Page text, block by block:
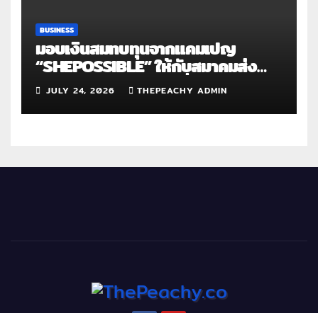
BUSINESS
มอบเงินสมทบทุนจากแคมเปญ
“SHEPOSSIBLE” ให้กับสมาคมส่ง
เสริมสถานภาพสตรีฯ เนื่องในวันสตรี
สากล 2569
JULY 24, 2026 THEPEACHY ADMIN